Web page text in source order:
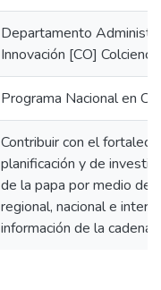
Departamento
Innovación [CO]
Programa Nacional en
Contribuir con el
planificación y de
de la papa por medio de
regional, nacional e
información de la cadena.